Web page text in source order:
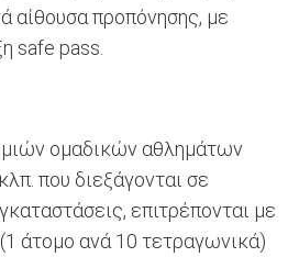
αίθουσα προπόνησης, με
safe pass.
ομαδικών αθλημάτων
που διεξάγονται σε
επιτρέπονται με
άτομο ανά 10 τετραγωνικά)